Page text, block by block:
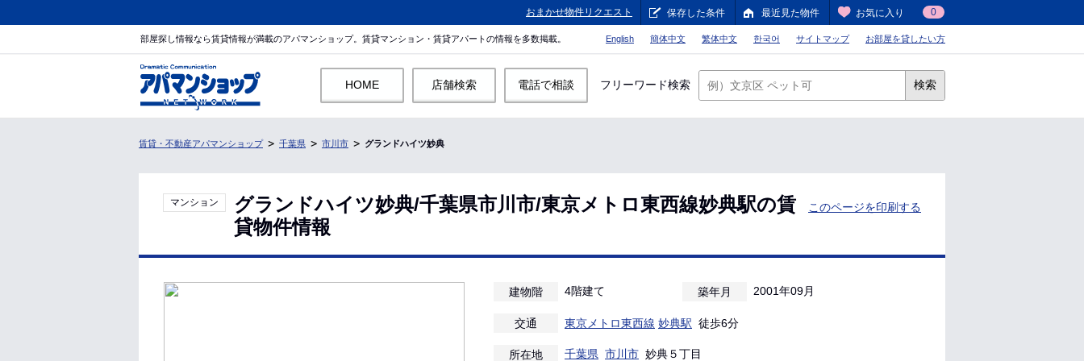
おまかせ物件リクエスト 保存した条件 最近見た物件 お気に入り 0
部屋探し情報なら賃貸情報が満載のアパマンショップ。賃貸マンション・賃貸アパートの情報を多数掲載。 English 簡体中文 繁体中文 한국어 サイトマップ お部屋を貸したい方
HOME 店舗検索 電話で相談 フリーワード検索 検索
賃貸・不動産アパマンショップ 千葉県 市川市 グランドハイツ妙典
マンション
グランドハイツ妙典/千葉県市川市/東京メトロ東西線妙典駅の賃
貸物件情報
このページを印刷する
建物階 4階建て 築年月 2001年09月
交通 東京メトロ東西線 妙典駅 徒歩6分
所在地 千葉県 市川市 妙典５丁目